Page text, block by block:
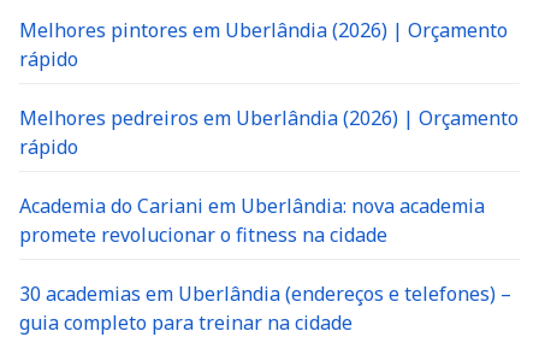
Melhores pintores em Uberlândia (2026) | Orçamento
rápido
Melhores pedreiros em Uberlândia (2026) | Orçamento
rápido
Academia do Cariani em Uberlândia: nova academia
promete revolucionar o fitness na cidade
30 academias em Uberlândia (endereços e telefones) –
guia completo para treinar na cidade